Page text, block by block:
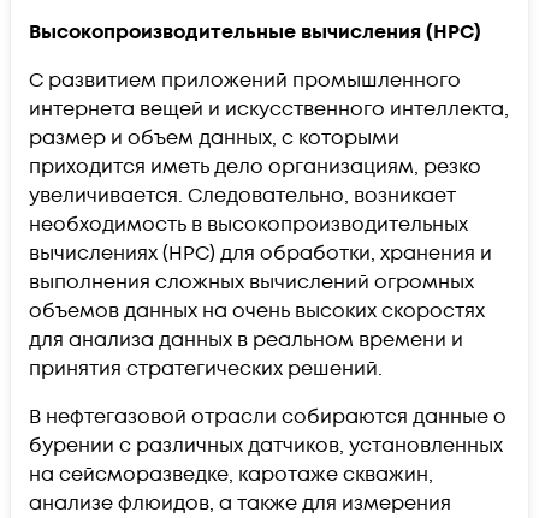
Высокопроизводительные вычисления (HPC)
С развитием приложений промышленного
интернета вещей и искусственного интеллекта,
размер и объем данных, с которыми
приходится иметь дело организациям, резко
увеличивается. Следовательно, возникает
необходимость в высокопроизводительных
вычислениях (HPC) для обработки, хранения и
выполнения сложных вычислений огромных
объемов данных на очень высоких скоростях
для анализа данных в реальном времени и
принятия стратегических решений.
В нефтегазовой отрасли собираются данные о
бурении с различных датчиков, установленных
на сейсморазведке, каротаже скважин,
анализе флюидов, а также для измерения